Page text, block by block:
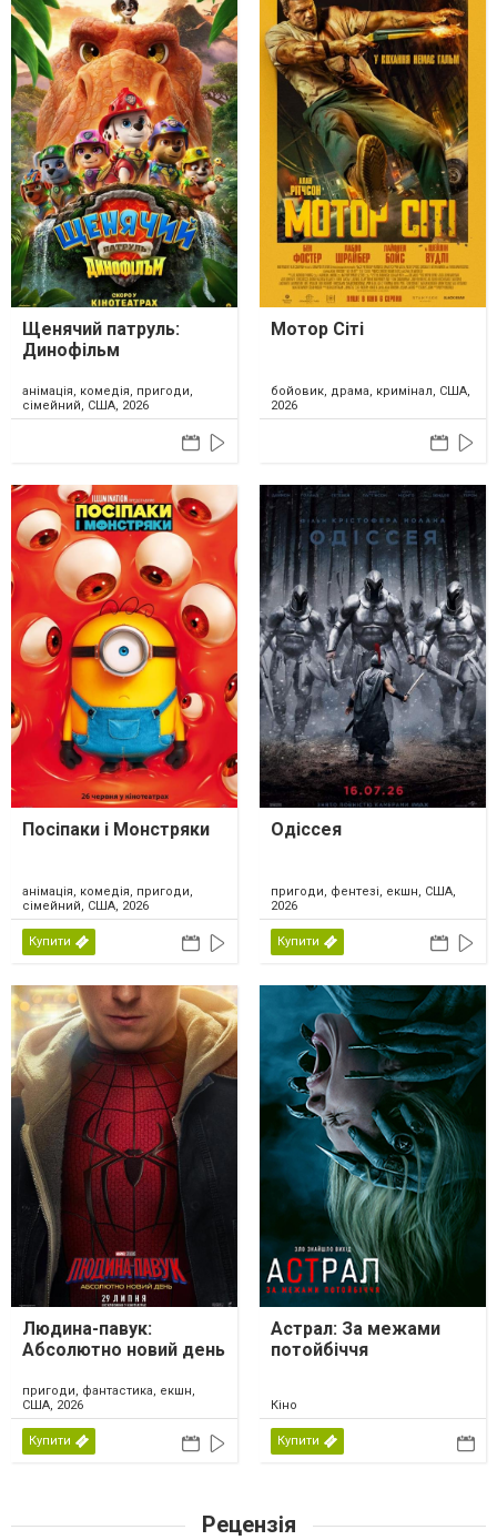
Щенячий патруль:
Динофільм
анімація, комедія, пригоди,
сімейний, США, 2026
Мотор Сіті
бойовик, драма, кримінал, США,
2026
Посіпаки і Монстряки
анімація, комедія, пригоди,
сімейний, США, 2026
Купити
Одіссея
пригоди, фентезі, екшн, США,
2026
Купити
Людина-павук:
Абсолютно новий день
пригоди, фантастика, екшн,
США, 2026
Купити
Астрал: За межами
потойбіччя
Кіно
Купити
Рецензія